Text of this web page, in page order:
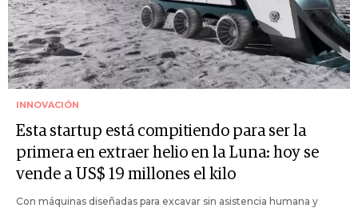
INNOVACIÓN
Esta startup está compitiendo para ser la
primera en extraer helio en la Luna: hoy se
vende a US$ 19 millones el kilo
Con máquinas diseñadas para excavar sin asistencia humana y